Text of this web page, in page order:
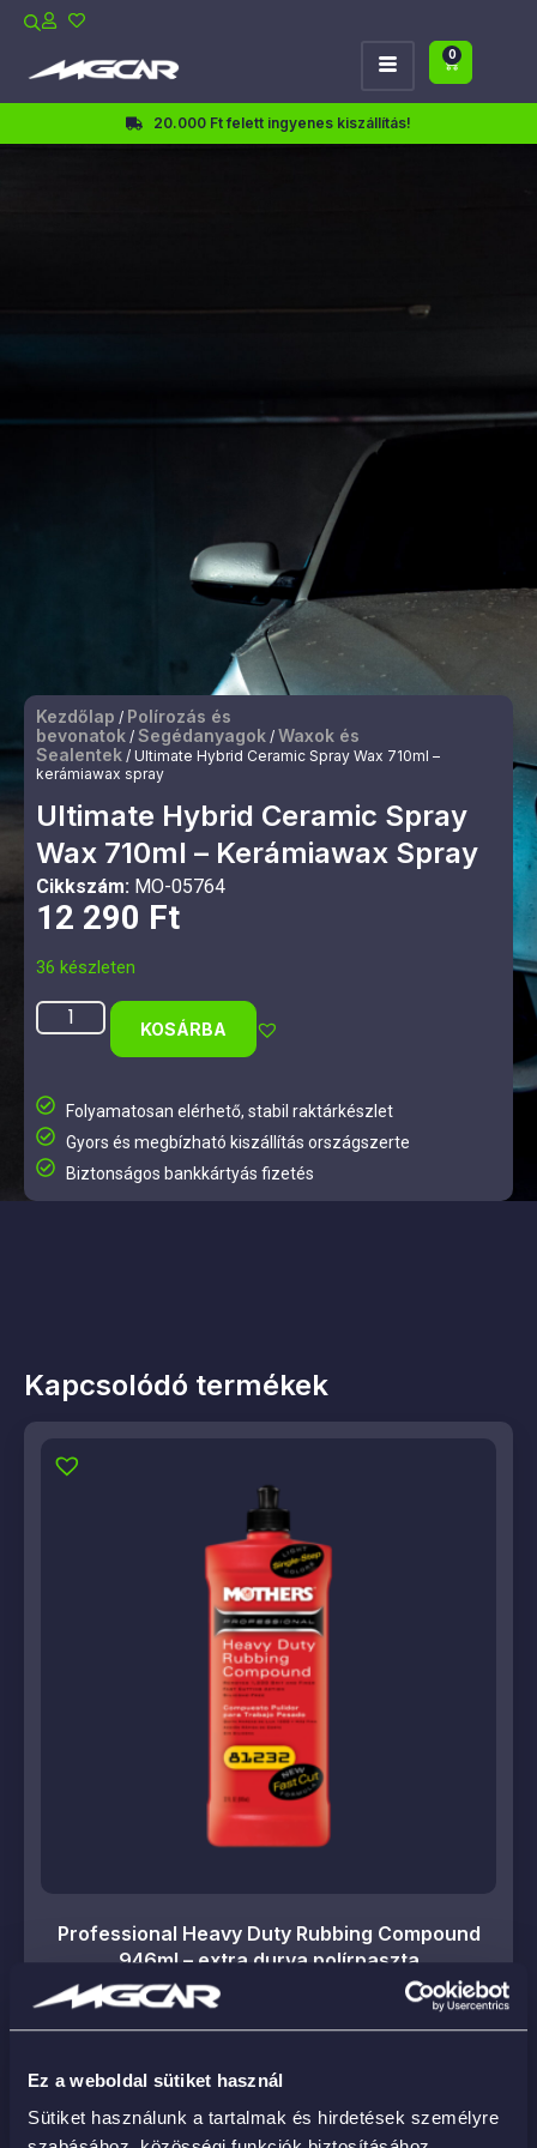
Ez a weboldal sütiket használ
Sütiket használunk a tartalmak és hirdetések személyre
0
20.000 Ft felett ingyenes kiszállítás!
Kezdőlap / Polírozás és
bevonatok / Segédanyagok / Waxok és
Sealentek / Ultimate Hybrid Ceramic Spray Wax 710ml –
kerámiawax spray
Ultimate Hybrid Ceramic Spray
Wax 710ml – Kerámiawax Spray
Cikkszám: MO-05764
12 290 Ft
36 készleten
KOSÁRBA
Folyamatosan elérhető, stabil raktárkészlet
Gyors és megbízható kiszállítás országszerte
Biztonságos bankkártyás fizetés
Kapcsolódó termékek
Professional Heavy Duty Rubbing Compound
946ml – extra durva polírpaszta
26 990
KOSÁRBA